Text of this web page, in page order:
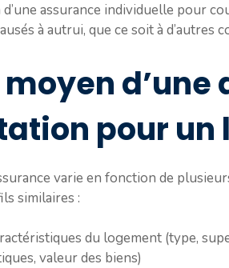
assurance individuelle pour
à autrui, que ce soit à d’autres
d’une
pour un
varie en fonction de
similaires :
du logement (type,
valeur des biens)